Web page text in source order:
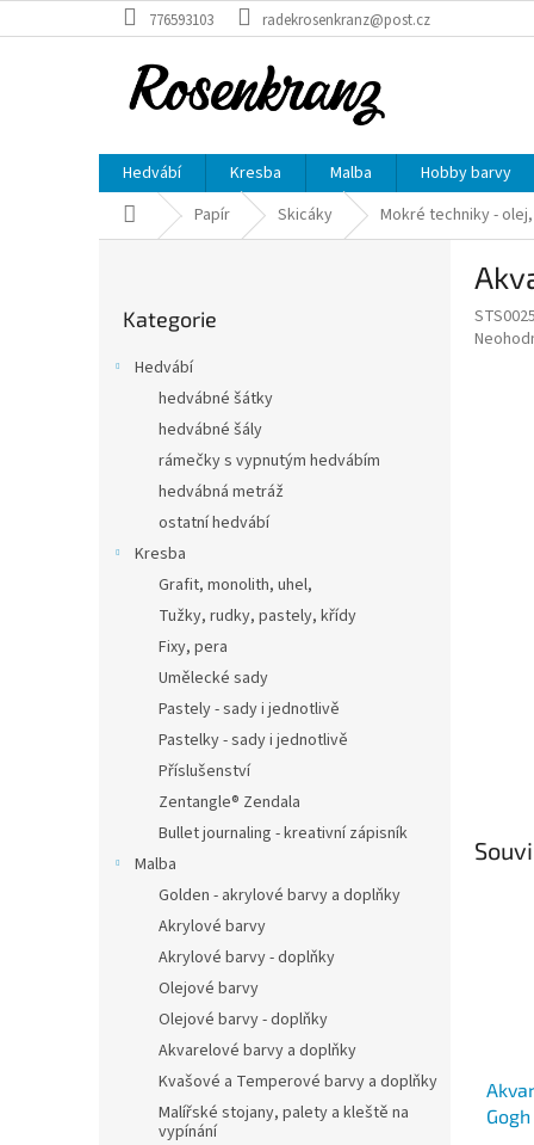
na
776593103 radekrosenkranz@post.cz
Hedvábí Kresba Malba
Hobby barvy
Domů Papír Skicáky Mokré techniky -
kategorie
Kategorie
Hedvábí
hedvábné šátky
hedvábné šály
rámečky s vypnutým hedvábím
hedvábná metráž
ostatní hedvábí
Kresba
Grafit, monolith, uhel,
Tužky, rudky, pastely, křídy
Fixy, pera
Umělecké sady
Pastely - sady i jednotlivě
Pastelky - sady i jednotlivě
Příslušenství
Zentangle® Zendala
Bullet journaling - kreativní zápisník
Malba
Golden - akrylové barvy a doplňky
Akrylové barvy
Akrylové barvy - doplňky
Olejové barvy
Olejové barvy - doplňky
Akvarelové barvy a doplňky
Kvašové a Temperové barvy a doplňky
Malířské stojany, palety a kleště na
vypínání